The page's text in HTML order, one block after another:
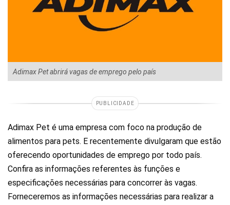
Adimax Pet abrirá vagas de emprego pelo país
PUBLICIDADE
Adimax Pet é uma empresa com foco na produção de
alimentos para pets. E recentemente divulgaram que estão
oferecendo oportunidades de emprego por todo país.
Confira as informações referentes às funções e
especificações necessárias para concorrer às vagas.
Forneceremos as informações necessárias para realizar a